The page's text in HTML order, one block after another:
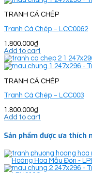
TRANH CÁ CHÉP
Tranh Cá Chép – LCC0062
1.800.000₫
Add to cart
TRANH CÁ CHÉP
Tranh Cá Chép – LCC003
1.800.000₫
Add to cart
Sản phẩm được ưa thích